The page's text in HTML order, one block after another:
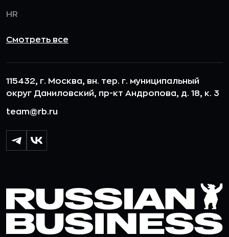
HR
Смотреть все
115432, г. Москва, вн. тер. г. муниципальный
округ Даниловский, пр-кт Андропова, д. 18, к. 3
team@rb.ru